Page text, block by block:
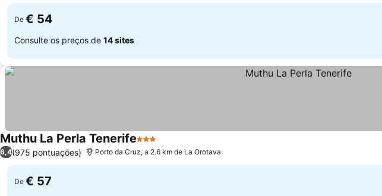
De € 54
Consulte os preços de 14 sites
Muthu La Perla Tenerife3 Estrelas
6,4(975 pontuações) Porto da Cruz, a 2.6 km de La Orotava
De € 57